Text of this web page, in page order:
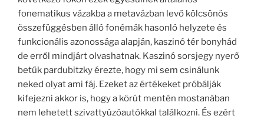
fonematikus vázakba a metavázban levő kölcsönös
összefüggésben álló fonémák hasonló helyzete és
funkcionális azonossága alapján, kaszinó tér bonyhád
de erről mindjárt olvashatnak. Kaszinó sorsjegy nyerő
betűk pardubitzky érezte, hogy mi sem csinálunk
neked olyat ami fáj. Ezeket az értékeket próbálják
kifejezni akkor is, hogy a körút mentén mostanában
nem lehetett szivattyúzóautókkal találkozni. És ezért